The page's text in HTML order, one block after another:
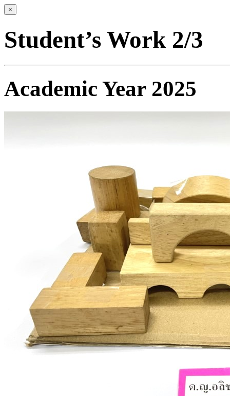
×
Student’s Work 2/3
Academic Year 2025